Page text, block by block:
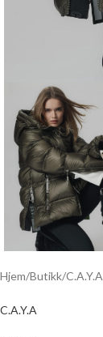
Hjem/Butikk/C.A.Y.A
C.A.Y.A